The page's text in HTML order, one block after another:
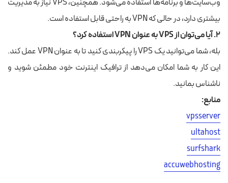
وب‌سایت‌ها و برنامه‌ها استفاده می‌شود. همچنین، VPS نیاز به مدیریت
بیشتری دارد، در حالی که VPN به راحتی قابل استفاده است.
۲. آیا می‌توان از VPS به عنوان VPN استفاده کرد؟
بله، شما می‌توانید یک VPS را پیکربندی کنید تا به عنوان VPN عمل کند.
این کار به شما امکان می‌دهد از ترافیک اینترنت خود مطمئن شوید و
ناشناس بمانید.
منابع:
vpsserver
ultahost
surfshark
accuwebhosting